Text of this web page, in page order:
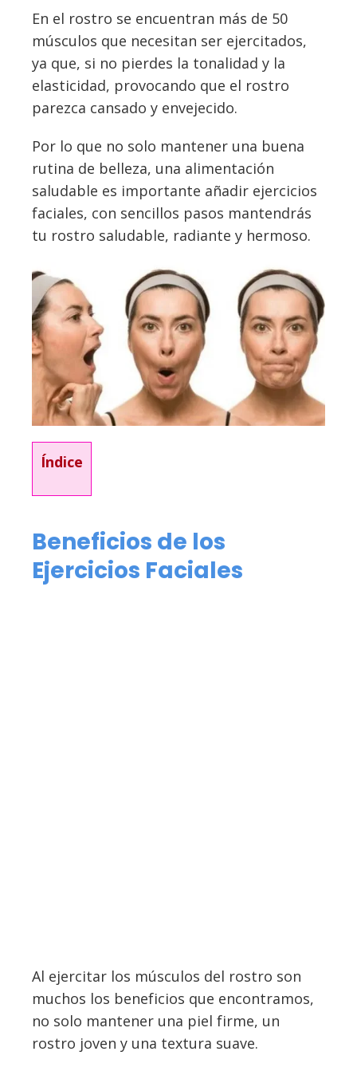
En el rostro se encuentran más de 50
músculos que necesitan ser ejercitados,
ya que, si no pierdes la tonalidad y la
elasticidad, provocando que el rostro
parezca cansado y envejecido.
Por lo que no solo mantener una buena
rutina de belleza, una alimentación
saludable es importante añadir ejercicios
faciales, con sencillos pasos mantendrás
tu rostro saludable, radiante y hermoso.
Índice
Beneficios de los
Ejercicios Faciales
Al ejercitar los músculos del rostro son
muchos los beneficios que encontramos,
no solo mantener una piel firme, un
rostro joven y una textura suave.